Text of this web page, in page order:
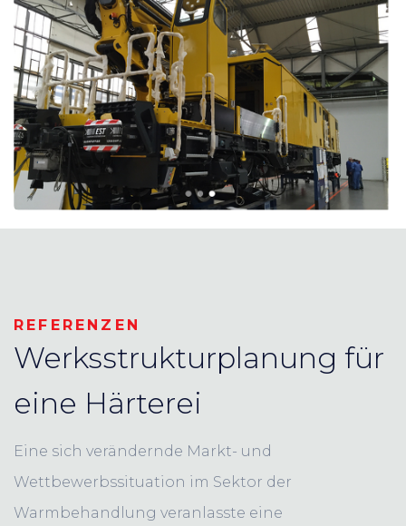
REFERENZEN
Werksstrukturplanung für
eine Härterei
Eine sich verändernde Markt- und
Wettbewerbssituation im Sektor der
Warmbehandlung veranlasste eine